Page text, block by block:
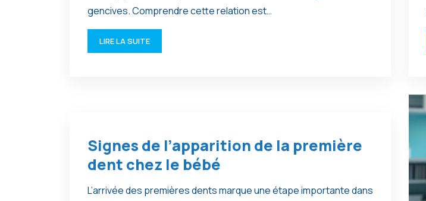
gencives. Comprendre cette relation est…
LIRE LA SUITE
Signes de l’apparition de la première
dent chez le bébé
L’arrivée des premières dents marque une étape importante dans